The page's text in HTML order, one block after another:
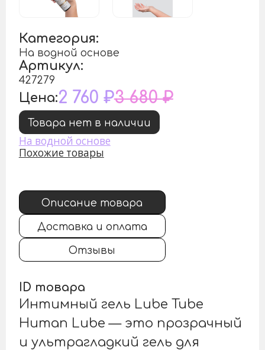
Категория:
На водной основе
Артикул:
427279
Цена:2 760 ₽3 680 ₽
Товара нет в наличии
На водной основе
Похожие товары
Описание товара
Доставка и оплата
Отзывы
ID товара
Интимный гель Lube Tube
Human Lube — это прозрачный
и ультрагладкий гель для